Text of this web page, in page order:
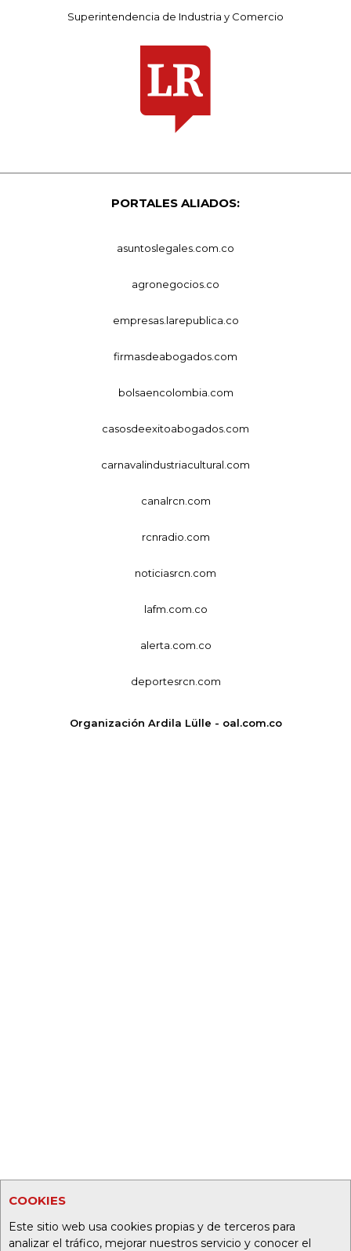
COOKIES
Este sitio web usa cookies propias y de terceros para
analizar el tráfico, mejorar nuestros servicio y conocer el
Superintendencia de Industria y Comercio
PORTALES ALIADOS:
asuntoslegales.com.co
agronegocios.co
empresas.larepublica.co
firmasdeabogados.com
bolsaencolombia.com
casosdeexitoabogados.com
carnavalindustriacultural.com
canalrcn.com
rcnradio.com
noticiasrcn.com
lafm.com.co
alerta.com.co
deportesrcn.com
Organización Ardila Lülle - oal.com.co